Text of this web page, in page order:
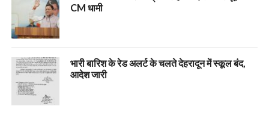
CM धामी
भारी बारिश के रेड अलर्ट के चलते देहरादून में स्कूल बंद,
आदेश जारी